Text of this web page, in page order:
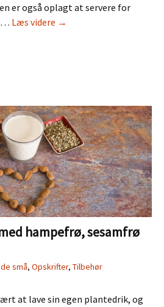
er også oplagt at servere for
… Læs videre Daddelbar
→
hampefrø, sesamfrø
små, Opskrifter, Tilbehør
at lave sin egen plantedrik, og